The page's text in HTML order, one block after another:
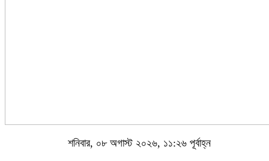
শনিবার, ০৮ অগাস্ট ২০২৬, ১১:২৬ পূর্বাহ্ন